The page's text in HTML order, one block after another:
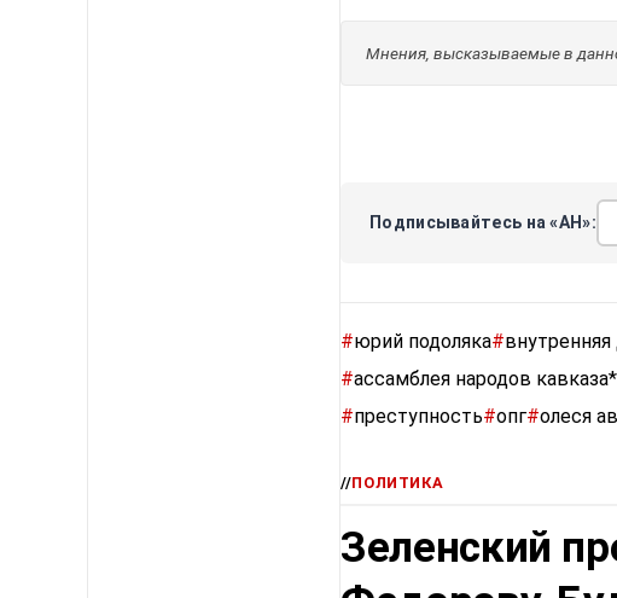
Мнения, высказываемые в
Подписывайтесь на «АН»:
#юрий подоляка#
#ассамблея народов
#преступность#опг#олеся
//ПОЛИТИКА
Зеленский